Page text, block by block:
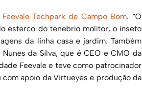
Techpark de Campo Bom. “O
esterco do tenebrio molitor, o inseto
da linha casa e jardim. Também
da Silva, que é CEO e CMO da
Feevale e teve como patrocinador
com apoio da Virtueyes e produção da